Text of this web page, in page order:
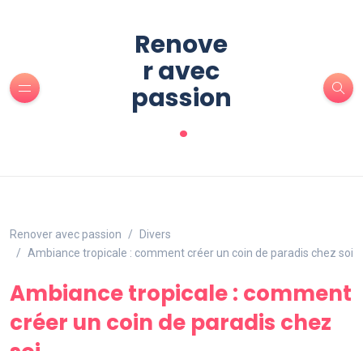
Renove
r avec
passion
.
Renover avec passion
Divers
Ambiance tropicale : comment créer un coin de paradis chez soi
Ambiance tropicale : comment
créer un coin de paradis chez